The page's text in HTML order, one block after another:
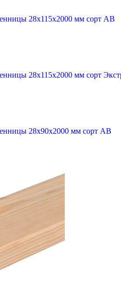
28х115х2000 мм сорт АВ
28х115х2000 мм сорт
28х90х2000 мм сорт АВ